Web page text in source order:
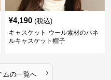
¥4,190 (税込)
キャスケット ウール素材のパネ
ルキャスケット帽子
ムの一覧へ ›